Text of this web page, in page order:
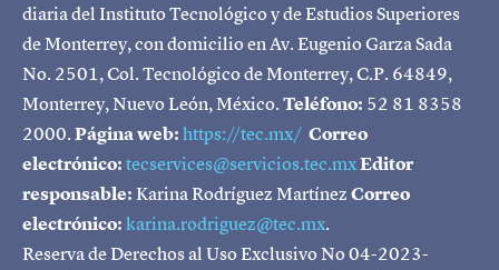
diaria del Instituto Tecnológico y de Estudios Superiores
de Monterrey, con domicilio en Av. Eugenio Garza Sada
No. 2501, Col. Tecnológico de Monterrey, C.P. 64849,
Monterrey, Nuevo León, México.Teléfono: 52 81 8358
2000.Página web:https://tec.mx/ Correo
electrónico:tecservices@servicios.tec.mxEditor
responsable:Karina Rodríguez MartínezCorreo
electrónico:karina.rodriguez@tec.mx.
Reserva de Derechos al Uso Exclusivo No 04-2023-